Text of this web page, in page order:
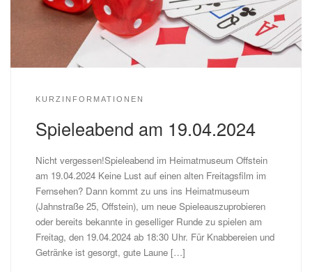
KURZINFORMATIONEN
Spieleabend am 19.04.2024
Nicht vergessen!Spieleabend im Heimatmuseum Offstein
am 19.04.2024 Keine Lust auf einen alten Freitagsfilm im
Fernsehen? Dann kommt zu uns ins Heimatmuseum
(Jahnstraße 25, Offstein), um neue Spieleauszuprobieren
oder bereits bekannte in geselliger Runde zu spielen am
Freitag, den 19.04.2024 ab 18:30 Uhr. Für Knabbereien und
Getränke ist gesorgt, gute Laune […]